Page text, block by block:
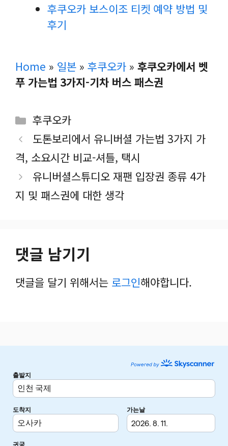
후쿠오카 보스이조 티켓 예약 방법 및
후기
Home » 일본 » 후쿠오카 » 후쿠오카에서 벳
푸 가는법 3가지-기차 버스 패스권
카
테
고
리
후쿠오카
도톤보리에서 유니버셜 가는법 3가지 가
격, 소요시간 비교-셔틀, 택시
유니버셜스튜디오 재팬 입장권 종류 4가
지 및 패스권에 대한 생각
댓글 남기기
댓글을 달기 위해서는 로그인해야합니다.